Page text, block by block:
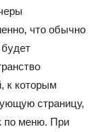
что обычно
к которым
страницу,
по меню. При